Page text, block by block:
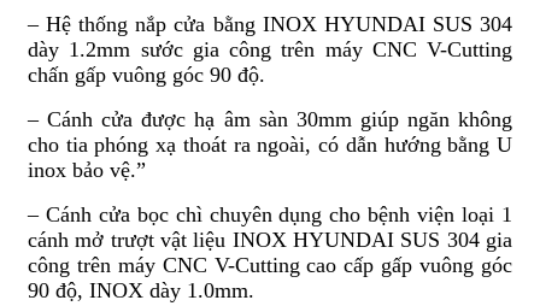
– Hệ thống nắp cửa bằng INOX HYUNDAI SUS 304
dày 1.2mm sước gia công trên máy CNC V-Cutting
chấn gấp vuông góc 90 độ.
– Cánh cửa được hạ âm sàn 30mm giúp ngăn không
cho tia phóng xạ thoát ra ngoài, có dẫn hướng bằng U
inox bảo vệ.”
– Cánh cửa bọc chì chuyên dụng cho bệnh viện loại 1
cánh mở trượt vật liệu INOX HYUNDAI SUS 304 gia
công trên máy CNC V-Cutting cao cấp gấp vuông góc
90 độ, INOX dày 1.0mm.